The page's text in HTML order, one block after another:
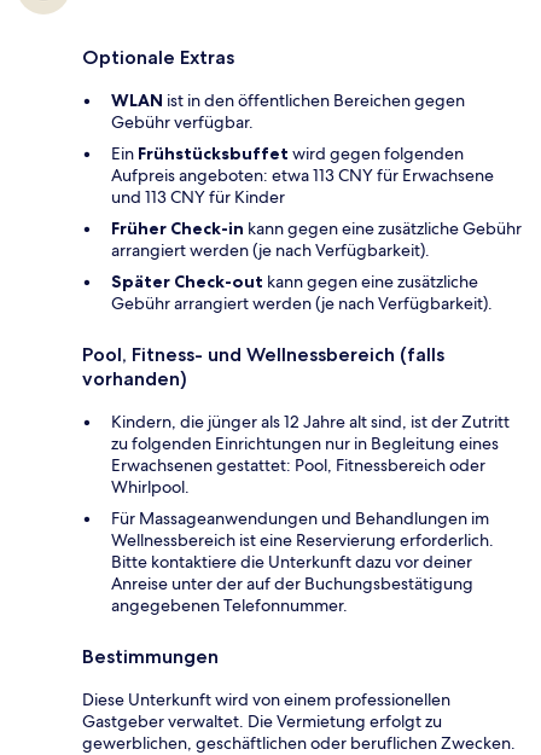
Optionale Extras
WLAN ist in den öffentlichen Bereichen gegen
Gebühr verfügbar.
Ein Frühstücksbuffet wird gegen folgenden
Aufpreis angeboten: etwa 113 CNY für Erwachsene
und 113 CNY für Kinder
Früher Check-in kann gegen eine zusätzliche Gebühr
arrangiert werden (je nach Verfügbarkeit).
Später Check-out kann gegen eine zusätzliche
Gebühr arrangiert werden (je nach Verfügbarkeit).
Pool, Fitness- und Wellnessbereich (falls
vorhanden)
Kindern, die jünger als 12 Jahre alt sind, ist der Zutritt
zu folgenden Einrichtungen nur in Begleitung eines
Erwachsenen gestattet: Pool, Fitnessbereich oder
Whirlpool.
Für Massageanwendungen und Behandlungen im
Wellnessbereich ist eine Reservierung erforderlich.
Bitte kontaktiere die Unterkunft dazu vor deiner
Anreise unter der auf der Buchungsbestätigung
angegebenen Telefonnummer.
Bestimmungen
Diese Unterkunft wird von einem professionellen
Gastgeber verwaltet. Die Vermietung erfolgt zu
gewerblichen, geschäftlichen oder beruflichen Zwecken.